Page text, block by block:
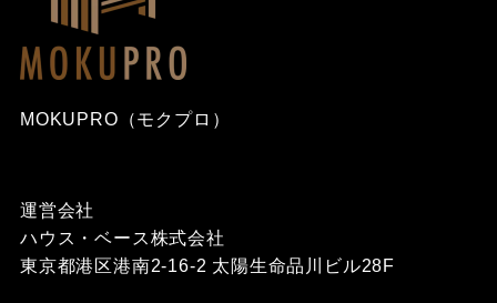
MOKUPRO（モクプロ）
運営会社
ハウス・ベース株式会社
東京都港区港南2-16-2 太陽生命品川ビル28F